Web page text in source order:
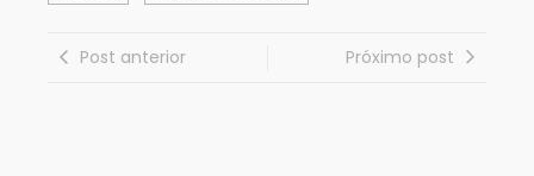
Post anterior Próximo post